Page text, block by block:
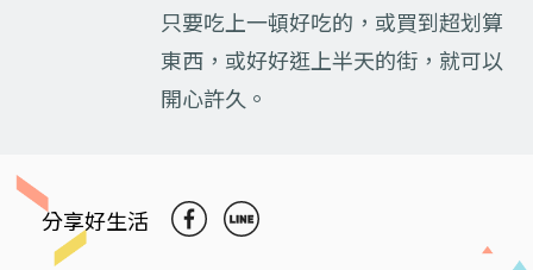
只要吃上一頓好吃的，或買到超划算
東西，或好好逛上半天的街，就可以
開心許久。
分享好生活